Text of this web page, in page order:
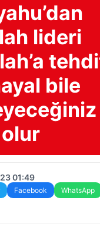
lideri
bile
01:49
Facebook WhatsApp